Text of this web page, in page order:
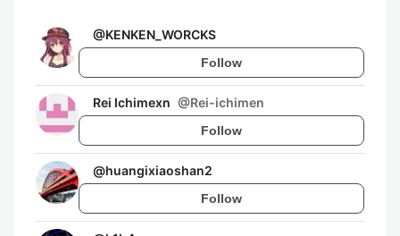
@KENKEN_WORCKS
Follow
Rei Ichimexn @Rei-ichimen
Follow
@huangixiaoshan2
Follow